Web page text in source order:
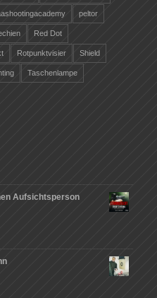
peltor
Red Dot
Rotpunktvisier Shield
Taschenlampe
Aufsichtsperson